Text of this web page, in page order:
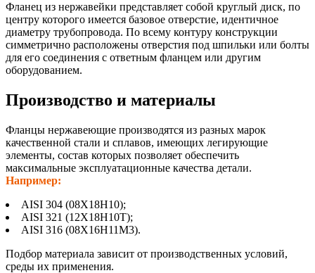
Фланец из нержавейки представляет собой круглый диск, по
центру которого имеется базовое отверстие, идентичное
диаметру трубопровода. По всему контуру конструкции
симметрично расположены отверстия под шпильки или болты
для его соединения с ответным фланцем или другим
оборудованием.
Производство и материалы
Фланцы нержавеющие производятся из разных марок
качественной стали и сплавов, имеющих легирующие
элементы, состав которых позволяет обеспечить
максимальные эксплуатационные качества детали.
Например:
AISI 304 (08Х18Н10);
AISI 321 (12Х18Н10Т);
AISI 316 (08Х16Н11М3).
Подбор материала зависит от производственных условий,
среды их применения.